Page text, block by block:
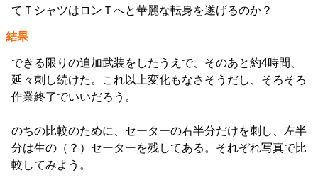
てＴシャツはロンＴへと華麗な転身を遂げるのか？
結果
できる限りの追加武装をしたうえで、そのあと約4時間、
延々刺し続けた。これ以上変化もなさそうだし、そろそろ
作業終了でいいだろう。
のちの比較のために、セーターの右半分だけを刺し、左半
分は生の（？）セーターを残してある。それぞれ写真で比
較してみよう。